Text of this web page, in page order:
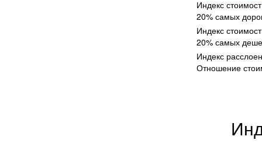
Индекс
20% самых
Индекс
20% самых
Индекс
Отношение